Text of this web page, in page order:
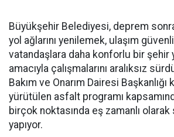
Büyükşehir Belediyesi, deprem
yol ağlarını yenilemek, ulaşım
vatandaşlara daha konforlu bir şehir
amacıyla çalışmalarını aralıksız
Bakım ve Onarım Dairesi
yürütülen asfalt programı
birçok noktasında eş zamanlı
yapıyor.